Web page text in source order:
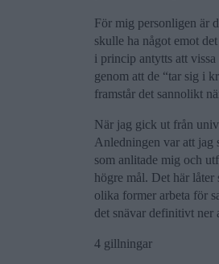
För mig personligen är
skulle ha något emot
i princip antytts att
genom att de “tar sig i
framstår det sannolikt
När jag gick ut från
Anledningen var att jag
som anlitade mig och
högre mål. Det här
olika former arbeta för
det snävar definitivt ner
4 gillningar